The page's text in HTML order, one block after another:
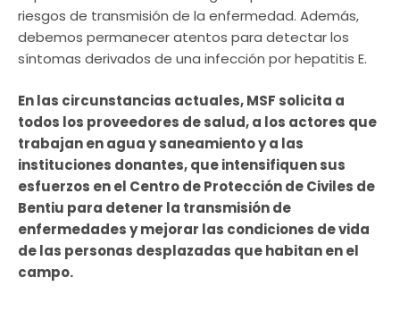
riesgos de transmisión de la enfermedad. Además,
debemos permanecer atentos para detectar los
síntomas derivados de una infección por hepatitis E.
En las circunstancias actuales, MSF solicita a
todos los proveedores de salud, a los actores que
trabajan en agua y saneamiento y a las
instituciones donantes, que intensifiquen sus
esfuerzos en el Centro de Protección de Civiles de
Bentiu para detener la transmisión de
enfermedades y mejorar las condiciones de vida
de las personas desplazadas que habitan en el
campo.